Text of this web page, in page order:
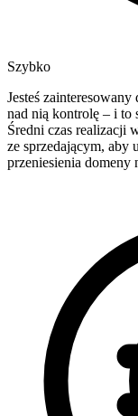
Szybko
Jesteś
nad nią kontrolę – i to
Średni czas realizacji
ze sprzedającym, aby
przeniesienia domeny